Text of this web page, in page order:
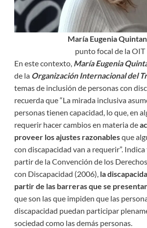
María Eugenia
punto focal de la OIT
En este contexto, María Eugenia
de la Organización Internacional del
temas de inclusión de personas con
recuerda que “La mirada inclusiva
personas tienen capacidad, lo que, en
requerir hacer cambios en materia de
proveer los ajustes razonablesque
con discapacidad van a requerir”.
partir de la Convención de los
con Discapacidad (2006), la
partir de las barreras que se
que son las que impiden que las
discapacidad puedan participar
sociedad como las demás personas.